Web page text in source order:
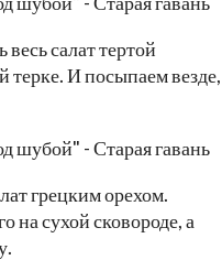
салат тертой
И посыпаем везде,
грецким орехом.
на сухой сковороде, а